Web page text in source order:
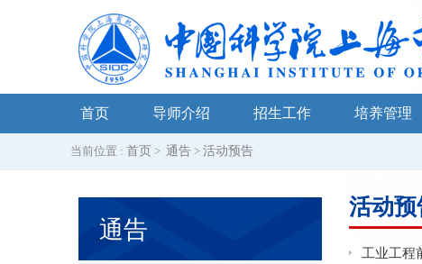
首页 导师介绍 招生工作 培养管理
当前位置 : 首页 > 通告> 活动预告
通告
活动预
工业工程